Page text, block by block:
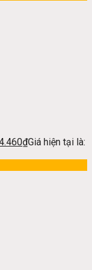
₫Giá hiện tại là: